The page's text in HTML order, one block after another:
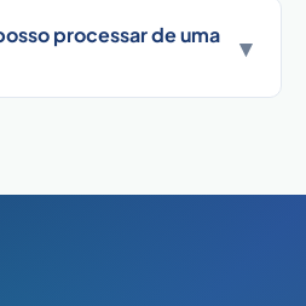
processar de uma
▾